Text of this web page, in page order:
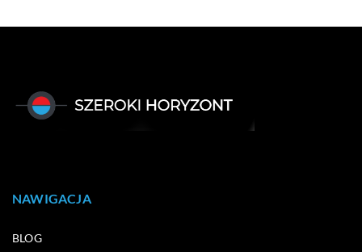
NAWIGACJA
BLOG